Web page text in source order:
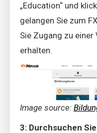
„Education“ und
gelangen Sie zum
Sie Zugang zu
erhalten.
Image source:
3: Durchsuchen